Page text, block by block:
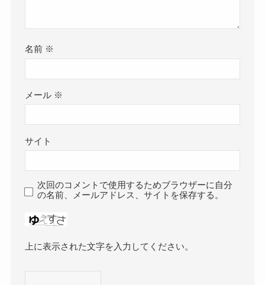
名前 ※
メール ※
サイト
次回のコメントで使用するためブラウザーに自分
の名前、メールアドレス、サイトを保存する。
上に表示された文字を入力してください。